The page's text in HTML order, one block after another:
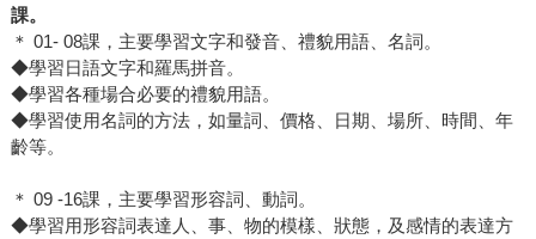
課。
＊ 01- 08課，主要學習文字和發音、禮貌用語、名詞。
◆學習日語文字和羅馬拼音。
◆學習各種場合必要的禮貌用語。
◆學習使用名詞的方法，如量詞、價格、日期、場所、時間、年
齡等。
＊ 09 -16課，主要學習形容詞、動詞。
◆學習用形容詞表達人、事、物的模樣、狀態，及感情的表達方